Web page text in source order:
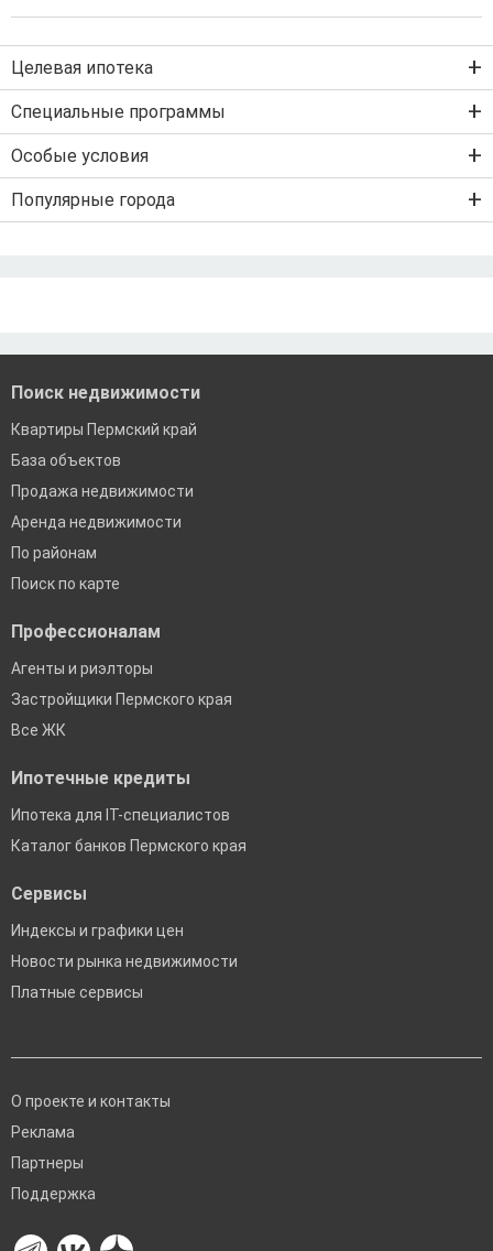
Целевая ипотека
Ипотека на вторичку
Ипотека на строительство дома
IT-ипотека
Специальные программы
Военная ипотека
Рефинансирование ипотеки
Особые условия
Ипотека без первого взноса
Популярные города
Поиск недвижимости
Квартиры Пермский край
База объектов
Продажа недвижимости
Аренда недвижимости
По районам
Поиск по карте
Профессионалам
Агенты и риэлторы
Застройщики Пермского края
Все ЖК
Ипотечные кредиты
Ипотека для IT-специалистов
Каталог банков Пермского края
Сервисы
Индексы и графики цен
Новости рынка недвижимости
Платные сервисы
О проекте и контакты
Реклама
Партнеры
Поддержка